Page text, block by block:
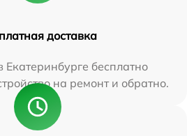
доставка
бесплатно
на ремонт и обратно.